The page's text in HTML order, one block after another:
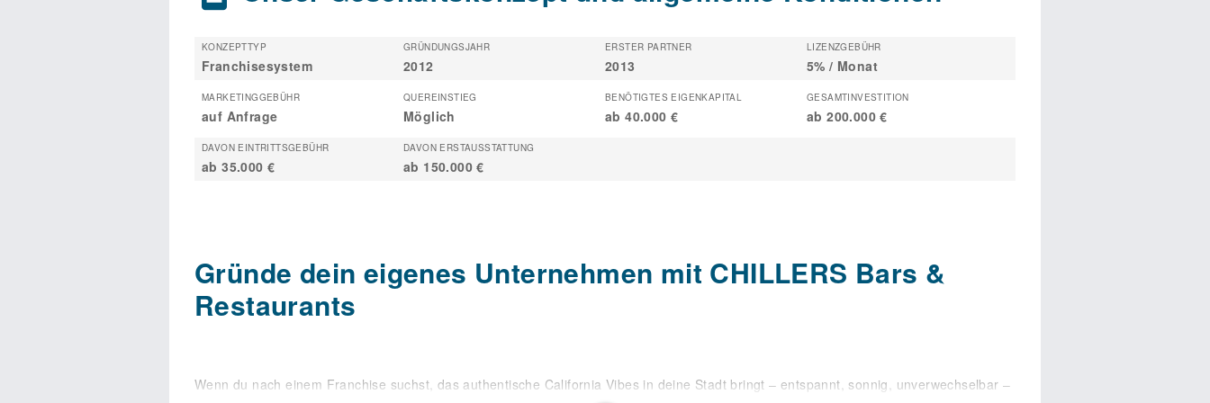
KONZEPTTYP
Franchisesystem
GRÜNDUNGSJAHR
2012
ERSTER PARTNER
2013
LIZENZGEBÜHR
5% / Monat
MARKETINGGEBÜHR
auf Anfrage
QUEREINSTIEG
Möglich
BENÖTIGTES EIGENKAPITAL
ab 40.000 €
GESAMTINVESTITION
ab 200.000 €
DAVON EINTRITTSGEBÜHR
ab 35.000 €
DAVON ERSTAUSSTATTUNG
ab 150.000 €
Gründe dein eigenes Unternehmen mit CHILLERS Bars &
Restaurants
Wenn du nach einem Franchise suchst, das authentische California Vibes in deine Stadt bringt – entspannt, sonnig, unverwechselbar –